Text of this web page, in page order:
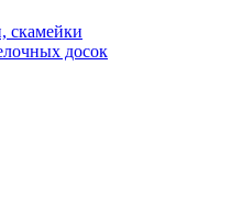
скамейки
досок